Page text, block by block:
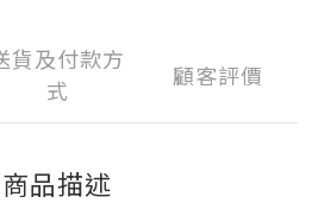
貨及付款方
式
顧客評價
商品描述